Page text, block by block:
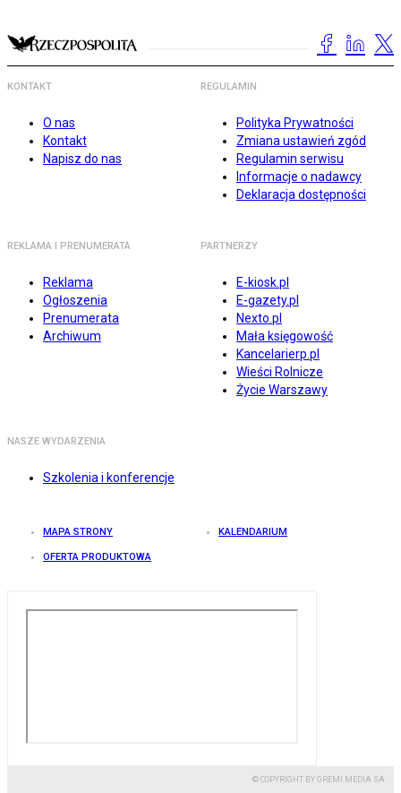
KONTAKT
O nas
Kontakt
Napisz do nas
REGULAMIN
Polityka Prywatności
Zmiana ustawień zgód
Regulamin serwisu
Informacje o nadawcy
Deklaracja dostępności
REKLAMA I PRENUMERATA
Reklama
Ogłoszenia
Prenumerata
Archiwum
PARTNERZY
E-kiosk.pl
E-gazety.pl
Nexto.pl
Mała księgowość
Kancelarierp.pl
Wieści Rolnicze
Życie Warszawy
NASZE WYDARZENIA
Szkolenia i konferencje
MAPA STRONY KALENDARIUM
OFERTA PRODUKTOWA
© COPYRIGHT BY GREMI MEDIA SA